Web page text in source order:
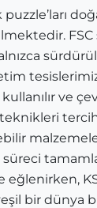
puzzle’ları
FSC
ve
teknikleri
eğlenirken,
bir dünya